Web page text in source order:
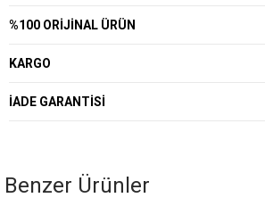
%100 ORIJINAL ÜRÜN
KARGO
İADE GARANTISI
Benzer Ürünler